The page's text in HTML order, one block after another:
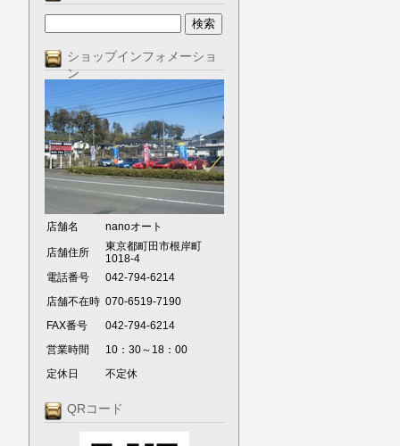
ショップインフォメーショ
ン
店舗名 nanoオート
店舗住所
東京都町田市根岸町
1018-4
電話番号
042-794-6214
店舗不在時 070-6519-7190
FAX番号
042-794-6214
営業時間
10：30～18：00
定休日
不定休
QRコード